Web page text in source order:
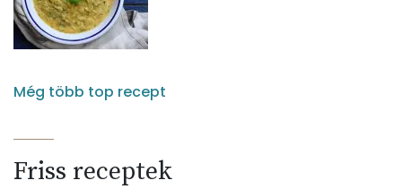
Még több top recept
Friss receptek